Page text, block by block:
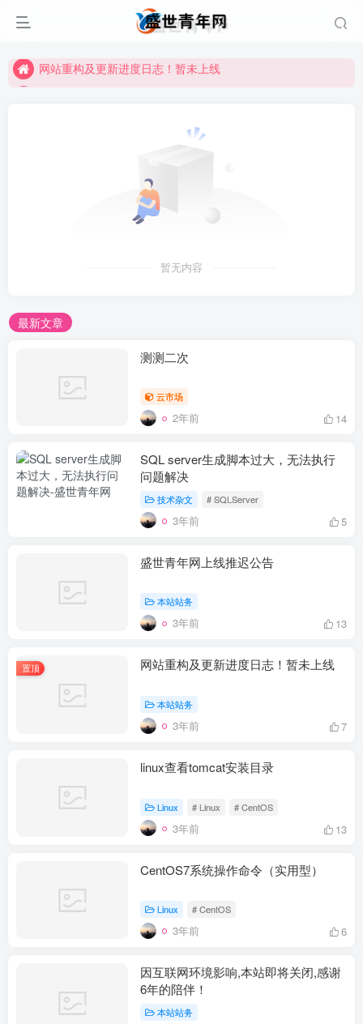
网站重构及更新进度日志！暂未上线
网站重构及更新进度日志！暂未上线
暂无内容
最新文章
测测二次
云市场
2年前 14
SQL server生成脚本过大，无法执行
问题解决
技术杂文 # SQLServer
3年前 5
盛世青年网上线推迟公告
本站站务
3年前 13
置顶 网站重构及更新进度日志！暂未上线
本站站务
3年前 7
linux查看tomcat安装目录
Linux # Linux # CentOS
3年前 13
CentOS7系统操作命令（实用型）
Linux # CentOS
3年前 6
因互联网环境影响,本站即将关闭,感谢
6年的陪伴！
本站站务